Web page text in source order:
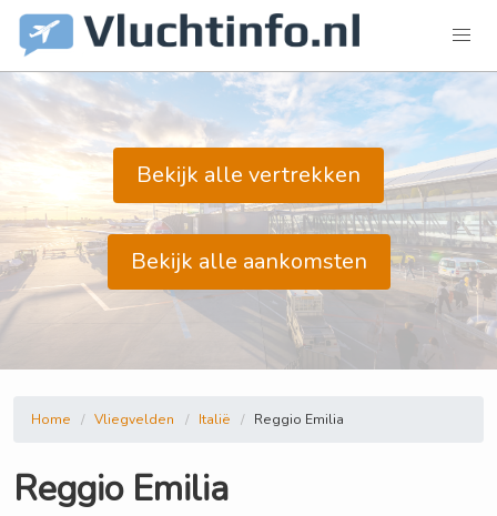
Bekijk alle vertrekken
Bekijk alle aankomsten
Home Vliegvelden Italië Reggio Emilia
Reggio Emilia